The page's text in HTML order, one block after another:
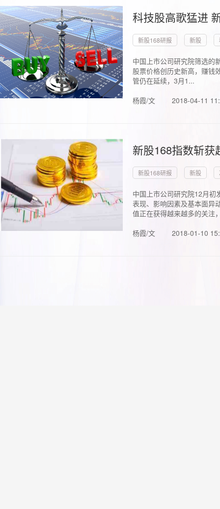
科技股高歌猛进
新股168研报 新股
中国上市公司研究院筛选的
股票价格创历史新高，赚钱
管仍在延续，3月1...
杨霞/文
2018-04-11
新股168指数斩
新股168研报 新股
中国上市公司研究院12月初
表现、影响因素及基本面异
值正在获得越来越多的关注
杨霞/文
2018-01-10